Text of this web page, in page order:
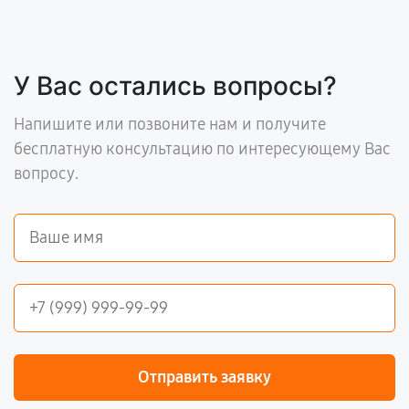
У Вас остались вопросы?
Напишите или позвоните нам и получите
бесплатную консультацию по интересующему Вас
вопросу.
Отправить заявку